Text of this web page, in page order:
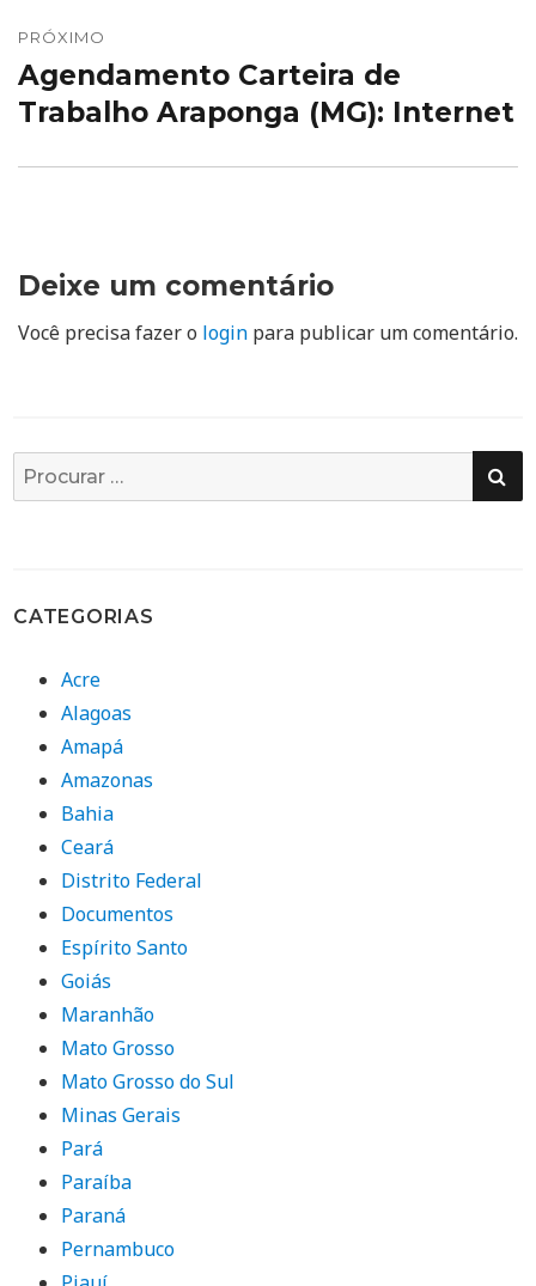
PRÓXIMO
Próximo
post:
Agendamento Carteira de
Trabalho Araponga (MG): Internet
Deixe um comentário
Você precisa fazer o login para publicar um comentário.
Busca
por:
CATEGORIAS
Acre
Alagoas
Amapá
Amazonas
Bahia
Ceará
Distrito Federal
Documentos
Espírito Santo
Goiás
Maranhão
Mato Grosso
Mato Grosso do Sul
Minas Gerais
Pará
Paraíba
Paraná
Pernambuco